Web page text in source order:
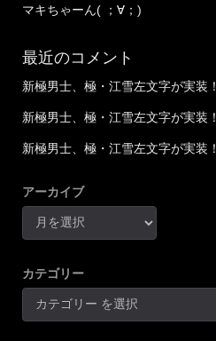
マキちゃーん( ；∀；)
最近のコメント
新極男士、極・江雪左文字が実装！
新極男士、極・江雪左文字が実装！
新極男士、極・江雪左文字が実装！
アーカイブ
カテゴリー